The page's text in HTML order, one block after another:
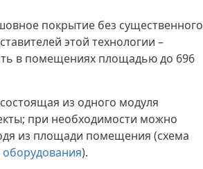
покрытие без существенного
этой технологии –
в помещениях площадью до 696
из одного модуля
при необходимости можно
из площади помещения (схема
оборудования).